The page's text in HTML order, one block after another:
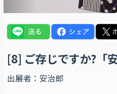
[8] ご存じですか?「安
出展者：安治郎